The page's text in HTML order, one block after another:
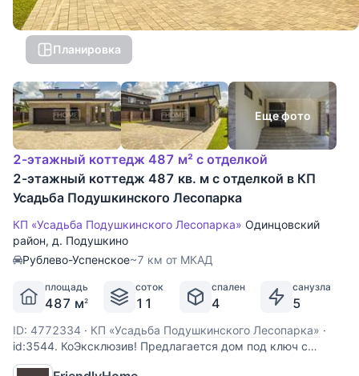
Планировка
Еще фото
2-этажный коттедж 487 м² с отделкой
2-этажный коттедж 487 кв. м с отделкой в КП
Усадьба Подушкинского Лесопарка
КП «Усадьба Подушкинского Лесопарка» Одинцовский
район, д. Подушкино
Рублево-Успенское~7 км от МКАД
площадь
487 м2
соток
11
спален
4
санузла
5
ID: 4772334 · КП «Усадьба Подушкинского Лесопарка» ·
id:3544. КоЭксклюзив! Предлагается дом под ключ с
мебелью, площадью 487м2, расположенный на участке 11